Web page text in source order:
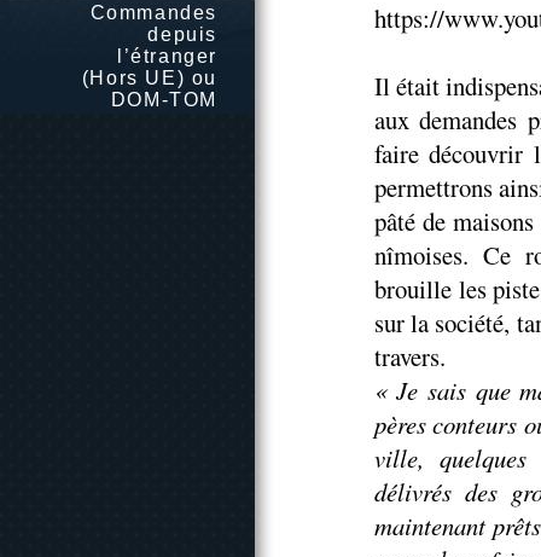
Commandes
depuis
l’étranger
(Hors UE) ou
DOM-TOM
https://
Il était
aux demandes
faire découvrir
permettrons
pâté de
nîmoises. Ce
brouille les
sur la société,
travers.
« Je sais que
pères conteurs
ville,
délivrés des
maintenant